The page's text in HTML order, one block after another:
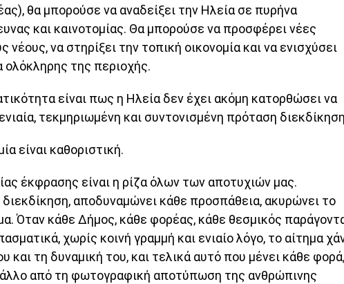
θα μπορούσε να αναδείξει την Ηλεία σε πυρήνα
και καινοτομίας. Θα μπορούσε να προσφέρει νέες
νέους, να στηρίξει την τοπική οικονομία και να ενισχύσει
της περιοχής.
είναι πως η Ηλεία δεν έχει ακόμη κατορθώσει να
τεκμηριωμένη και συντονισμένη πρόταση
είναι καθοριστική.
έκφρασης είναι η ρίζα όλων των αποτυχιών μας.
αποδυναμώνει κάθε προσπάθεια, ακυρώνει το
Όταν κάθε Δήμος, κάθε φορέας, κάθε θεσμικός
χωρίς κοινή γραμμή και ενιαίο λόγο, το αίτημα
και τη δυναμική του, και τελικά αυτό που μένει κάθε φορά,
άλλο από τη φωτογραφική αποτύπωση της ανθρώπινης